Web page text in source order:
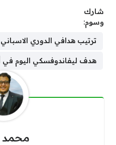
شارك
وسوم:
ترتيب هدافي الدوري الاسباني
هدف ليفاندوفسكي اليوم في
محمد